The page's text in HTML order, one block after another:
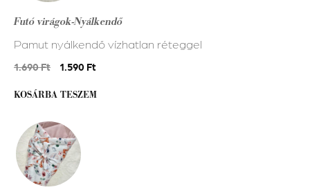
Futó virágok-Nyálkendő
Pamut nyálkendő vízhatlan réteggel
1.690Ft
Original
was:
1.590 FtCurrent
is:
KOSÁRBA TESZEM